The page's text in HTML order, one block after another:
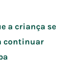
a criança se
continuar